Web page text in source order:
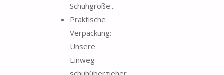
Schuhgröße...
Praktische
Verpackung:
Unsere
Einweg